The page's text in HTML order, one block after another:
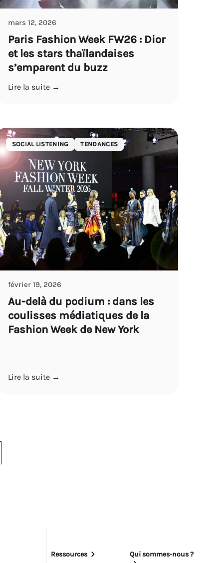
mars 12, 2026
Paris Fashion Week FW26 : Dior
et les stars thaïlandaises
s’emparent du buzz
Lire la suite →
SOCIAL LISTENING TENDANCES
février 19, 2026
Au-delà du podium : dans les
coulisses médiatiques de la
Fashion Week de New York
Lire la suite →
Ressources Qui sommes-nous ?